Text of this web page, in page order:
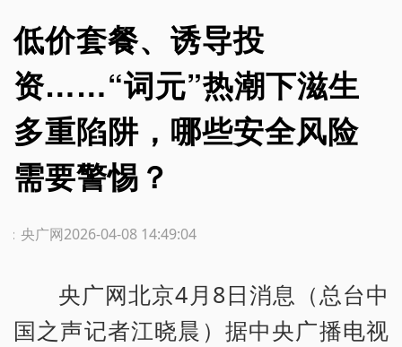
低价套餐、诱导投
资……“词元”热潮下滋生
多重陷阱，哪些安全风险
需要警惕？
2026-04-08 14:49:04
：央广网
央广网北京4月8日消息（总台中
国之声记者江晓晨）据中央广播电视